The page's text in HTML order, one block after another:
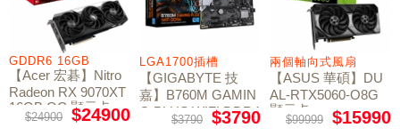
GDDR6 16GB
【Acer 宏碁】Nitro
Radeon RX 9070XT
16GB OC 顯示卡
$24900 $24900
LGA1700插槽
【GIGABYTE 技
嘉】B760M GAMIN
G PLUS WIFI DDR4
主機板$3790 $3790
兩個軸向式風扇
【ASUS 華碩】DU
AL-RTX5060-O8G
顯示卡
$99999 $15990